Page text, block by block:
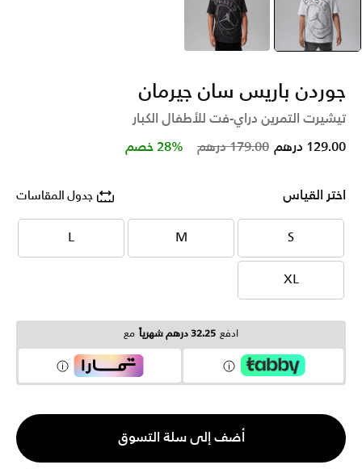
selected
أسود متعدد
جوردن باريس سان جيرمان
تيشيرت التمرين دراي-فت للأطفال الكبار
Price reduced from
179.00 درهم to 129.00 درهم 28% خصم
اختر القياس جدول المقاسات
S
S
M
M
L
L
XL
XL
ادفع 32.25 درهم شهرياً مع
الكمية
1
أضف إلى سلة التسوق